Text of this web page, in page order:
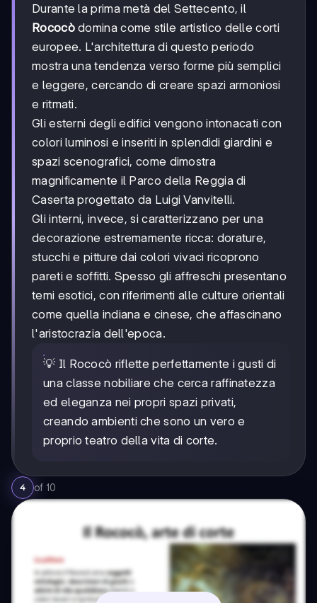
Durante la prima metà del Settecento, il
Rococòdomina come stile artistico delle corti
europee. L'architettura di questo periodo
mostra una tendenza verso forme più semplici
e leggere, cercando di creare spazi armoniosi
e ritmati.
Gli esterni degli edifici vengono intonacati con
colori luminosi e inseriti in splendidi giardini e
spazi scenografici, come dimostra
magnificamente il Parco della Reggia di
Caserta progettato da Luigi Vanvitelli.
Gli interni, invece, si caratterizzano per una
decorazione estremamente ricca: dorature,
stucchi e pitture dai colori vivaci ricoprono
pareti e soffitti. Spesso gli affreschi presentano
temi esotici, con riferimenti alle culture orientali
come quella indiana e cinese, che affascinano
l'aristocrazia dell'epoca.
💡 Il Rococò riflette perfettamente i gusti di
una classe nobiliare che cerca raffinatezza
ed eleganza nei propri spazi privati,
creando ambienti che sono un vero e
proprio teatro della vita di corte.
4 of 10